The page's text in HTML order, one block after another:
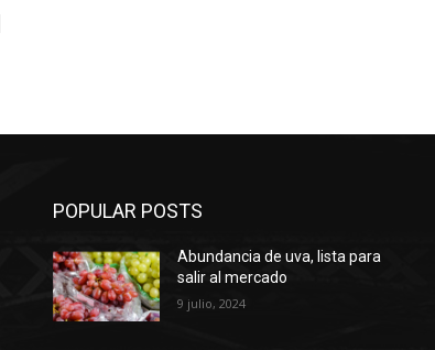
POPULAR POSTS
Abundancia de uva, lista para
salir al mercado
9 julio, 2024